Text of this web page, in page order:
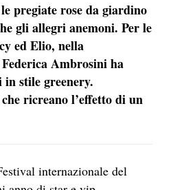
pregiate rose da giardino
gli allegri anemoni. Per le
ed Elio, nella
Ambrosini ha
stile greenery.
ricreano l’effetto di un
internazionale del